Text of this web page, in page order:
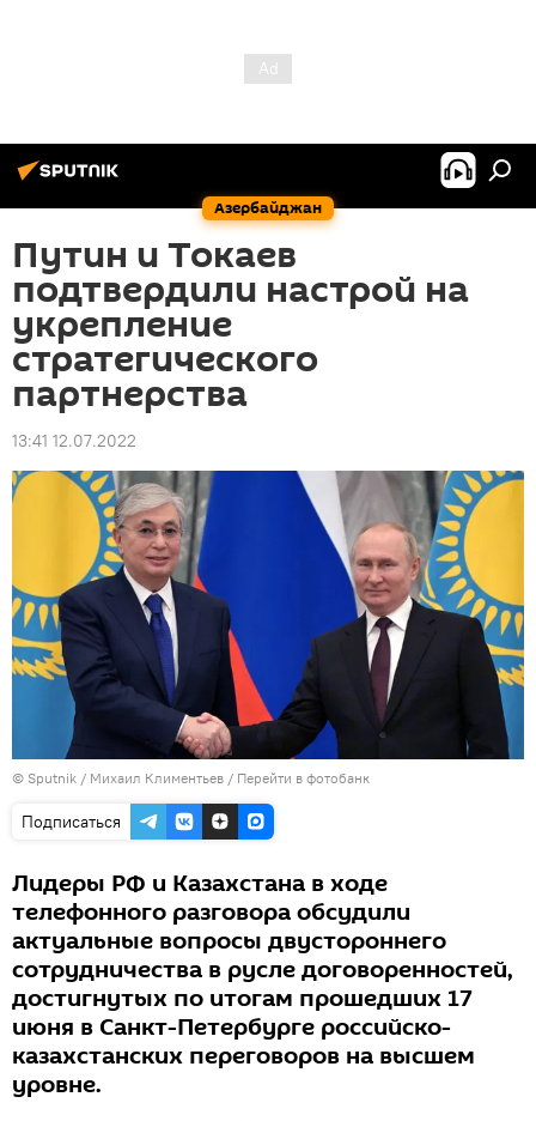
Азербайджан
Путин и Токаев
подтвердили настрой на
укрепление
стратегического
партнерства
13:41 12.07.2022
© Sputnik / Михаил Климентьев / Перейти в фотобанк
Подписаться
Лидеры РФ и Казахстана в ходе
телефонного разговора обсудили
актуальные вопросы двустороннего
сотрудничества в русле договоренностей,
достигнутых по итогам прошедших 17
июня в Санкт-Петербурге российско-
казахстанских переговоров на высшем
уровне.